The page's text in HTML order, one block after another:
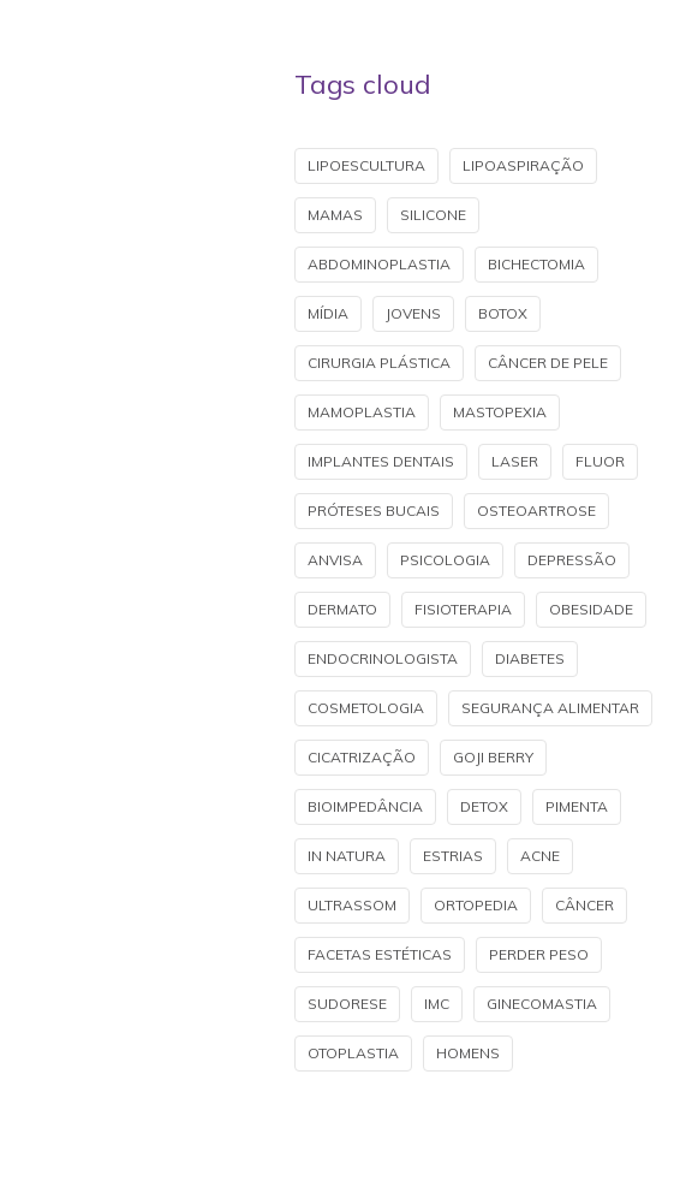
Tags cloud
LIPOESCULTURA LIPOASPIRAÇÃO
MAMAS SILICONE
ABDOMINOPLASTIA BICHECTOMIA
MÍDIA JOVENS BOTOX
CIRURGIA PLÁSTICA CÂNCER DE PELE
MAMOPLASTIA MASTOPEXIA
IMPLANTES DENTAIS LASER FLUOR
PRÓTESES BUCAIS OSTEOARTROSE
ANVISA PSICOLOGIA DEPRESSÃO
DERMATO FISIOTERAPIA OBESIDADE
ENDOCRINOLOGISTA DIABETES
COSMETOLOGIA SEGURANÇA ALIMENTAR
CICATRIZAÇÃO GOJI BERRY
BIOIMPEDÂNCIA DETOX PIMENTA
IN NATURA ESTRIAS ACNE
ULTRASSOM ORTOPEDIA CÂNCER
FACETAS ESTÉTICAS PERDER PESO
SUDORESE IMC GINECOMASTIA
OTOPLASTIA HOMENS